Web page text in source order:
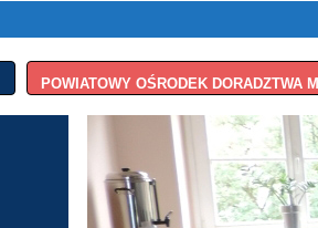
POWIATOWY OŚRODEK DORADZTWA